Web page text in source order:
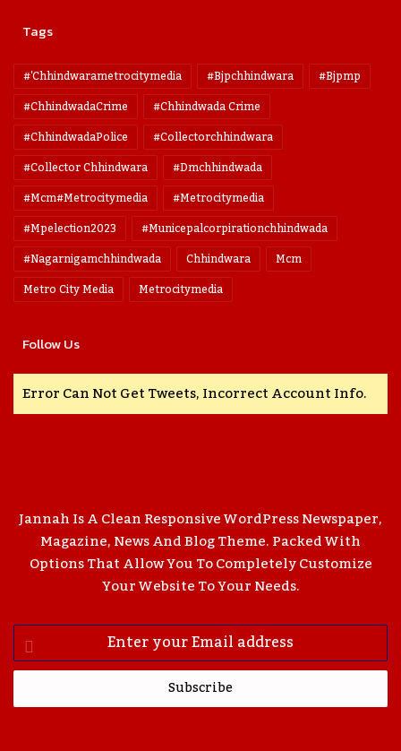
Tags
#'chhindwarametrocitymedia #bjpchhindwara
#bjpmp
#ChhindwadaCrime
#Chhindwada Crime
#ChhindwadaPolice
#collectorchhindwara
#collector Chhindwara
#dmchhindwada
#mcm#metrocitymedia
#metrocitymedia
#mpelection2023
#municepalcorpirationchhindwada
#nagarnigamchhindwada
Chhindwara
Mcm
Metro City Media
Metrocitymedia
Follow Us
Error Can Not Get Tweets, Incorrect Account Info.
Jannah Is A Clean Responsive WordPress Newspaper,
Magazine, News And Blog Theme. Packed With
Options That Allow You To Completely Customize
Your Website To Your Needs.
Enter
Your
Email
Address